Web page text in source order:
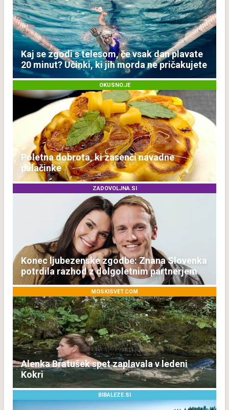
Kaj se zgodi s telesom, če vsak dan plavate
20 minut? Učinki, ki jih morda ne pričakujete
OKUSNO.JE
Poletna dobrota, ki zasenči navadne
palačinke
ZADOVOLJNA.SI
Konec ljubezenske zgodbe: Znana Slovenka
potrdila razhod z dolgoletnim partnerjem
MOSKISVET.COM
Alenka Bratušek spet zaplavala v ledeni
Kokri
BIBALEZE.SI